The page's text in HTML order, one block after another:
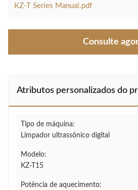
KZ-T Series Manual.pdf
Consulte
Atributos personalizados do
Tipo de máquina:
Limpador ultrassônico digital
Modelo:
KZ-T15
Potência de aquecimento: